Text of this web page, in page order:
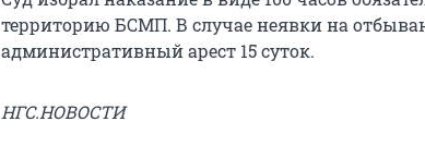
территорию БСМП. В случае неявки на
административный арест 15 суток.
НГС.НОВОСТИ